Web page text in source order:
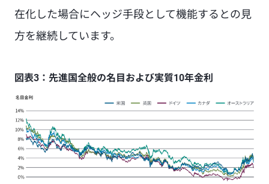
在化した場合にヘッジ手段として機能するとの見
方を継続しています。
図表3：先進国全般の名目および実質10年金利